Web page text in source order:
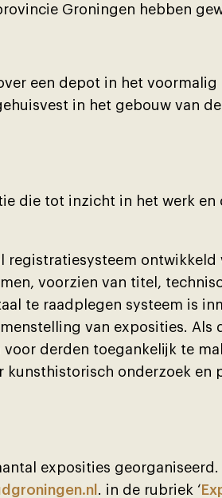
Groningen hebben
een depot in het voormalig
in het gebouw van
die tot inzicht in het werk en
registratiesysteem ontwikkeld
voorzien van titel,
te raadplegen systeem is
van exposities. Als
derden toegankelĳk te
kunsthistorisch onderzoek en
exposities
. in de rubriek ‘